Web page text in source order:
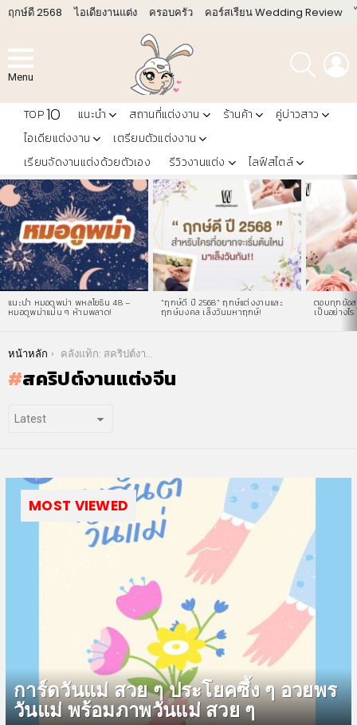
ฤกษ์ดี 2568 ไอเดียงานแต่ง ครอบครัว คอร์สเรียน Wedding Review
Menu
ค้นหา
TOP10 แนะนำ สถานที่แต่งงาน ร้านค้า
คู่บ่าวสาว
ไอเดียแต่งงาน
เตรียมตัวแต่งงาน
เรียนจัดงานแต่งด้วยตัวเอง
รีวิวงานแต่ง ไลฟ์สไตล์
LATEST
STORIES
แนะนำ หมอดูพม่า พหลโยธิน 48 –
หมอดูพม่าแม่น ๆ ห้ามพลาด!
“ฤกษ์ดี ปี 2568” ฤกษ์แต่งงานและ
ฤกษ์มงคล เล็งวันมหาฤกษ์!
ตอบทุกข้อส
เป็นอย่างไร
You are here:
หน้าหลัก คลังแท็ก: สคริปต์งานแต่งจีน
สคริปต์งานแต่งจีน
MOST VIEWED
การ์ดวันแม่ สวย ๆ ประโยคซึ้ง ๆ อวยพร
วันแม่ พร้อมภาพวันแม่ สวย ๆ